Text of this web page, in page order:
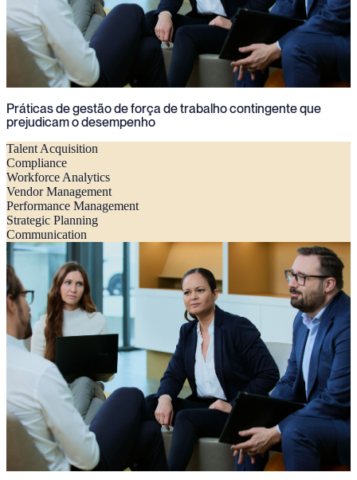
Práticas de gestão de força de trabalho contingente que
prejudicam o desempenho
Talent Acquisition
Compliance
Workforce Analytics
Vendor Management
Performance Management
Strategic Planning
Communication